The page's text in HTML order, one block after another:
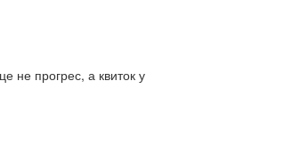
не прогрес, а квиток у